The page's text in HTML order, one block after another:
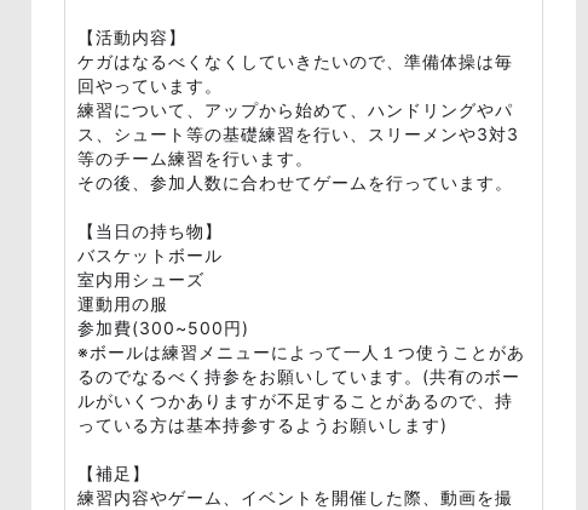
【活動内容】
ケガはなるべくなくしていきたいので、準備体操は毎
回やっています。
練習について、アップから始めて、ハンドリングやパ
ス、シュート等の基礎練習を行い、スリーメンや3対3
等のチーム練習を行います。
その後、参加人数に合わせてゲームを行っています。
【当日の持ち物】
バスケットボール
室内用シューズ
運動用の服
参加費(300~500円)
※ボールは練習メニューによって一人１つ使うことがあ
るのでなるべく持参をお願いしています。(共有のボー
ルがいくつかありますが不足することがあるので、持
っている方は基本持参するようお願いします)
【補足】
練習内容やゲーム、イベントを開催した際、動画を撮